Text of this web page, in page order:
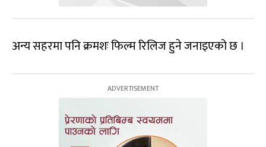
अन्य सहरमा पनि क्रमशः फिल्म रिलिज हुने जनाइएको छ ।